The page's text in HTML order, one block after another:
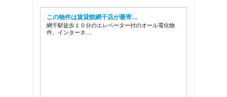
この物件は賃貸館網干店が最寄 …
網干駅徒歩１０分のエレベーター付のオール電化物
件。インターネ …